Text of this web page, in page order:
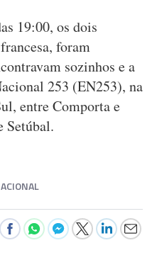
19:00, os dois
foram
sozinhos e a
253 (EN253), na
entre Comporta e
Setúbal.